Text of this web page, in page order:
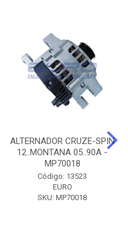
ALTERNADOR CRUZE-SPIN
12..MONTANA 05..90A -
MP70018
Código: 13523
EURO
SKU: MP70018